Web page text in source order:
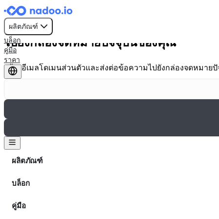
ผลิตภัณฑ์
บล็อก
คู่มือ
ราคา
ผลิตภัณฑ์
บล็อก
คู่มือ
ส่งต่ออีเมลโดเมน
ไปยังกล่องจดหมายปัจจุบันของคุณ
สร้างอีเมลโดเมนส่วนตัวและส่งต่อข้อความไปยังกล่องจดหมา